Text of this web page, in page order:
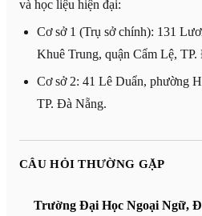
và học liệu hiện đại:
Cơ sở 1 (Trụ sở chính): 131
Khuê Trung, quận Cẩm Lệ, TP.
Cơ sở 2: 41 Lê Duẩn, phường
TP. Đà Nẵng.
CÂU HỎI THƯỜNG GẶP
Trường Đại Học Ngoại Ngữ,